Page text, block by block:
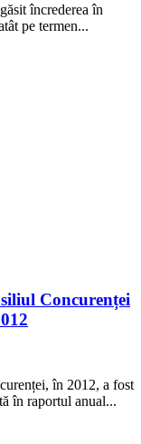
încrederea în
pe termen...
Concurenței
în 2012, a fost
în raportul anual...